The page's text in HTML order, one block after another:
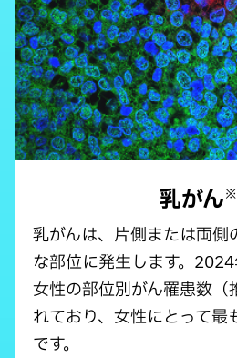
乳がん※
乳がんは、片側または両側
な部位に発生します。
女性の部位別がん罹患数（
れており、女性にとって最
です。